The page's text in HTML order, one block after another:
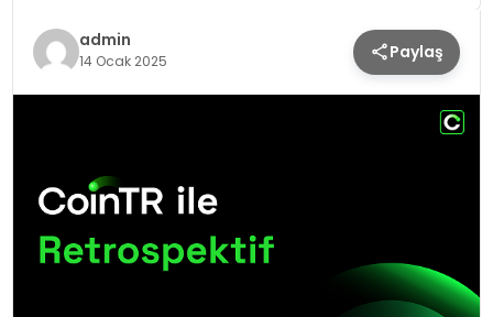
MAGAZIN
SPOR
SAĞLIK
admin
14 Ocak 2025 Paylaş